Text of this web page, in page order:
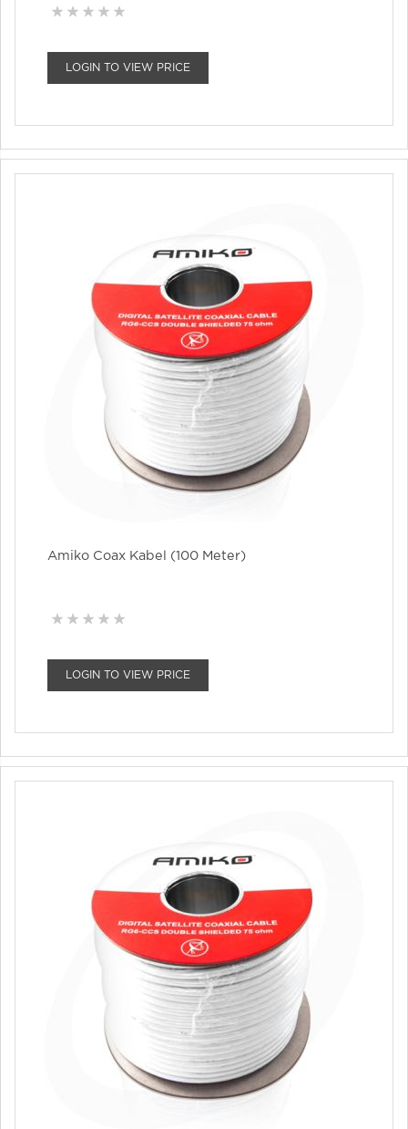
LOGIN TO VIEW PRICE
Amiko Coax Kabel (100 Meter)
LOGIN TO VIEW PRICE